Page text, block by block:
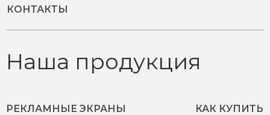
КОНТАКТЫ
Наша продукция
РЕКЛАМНЫЕ ЭКРАНЫ
КАК КУПИТЬ